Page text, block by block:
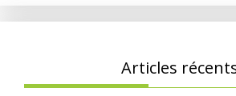
Articles